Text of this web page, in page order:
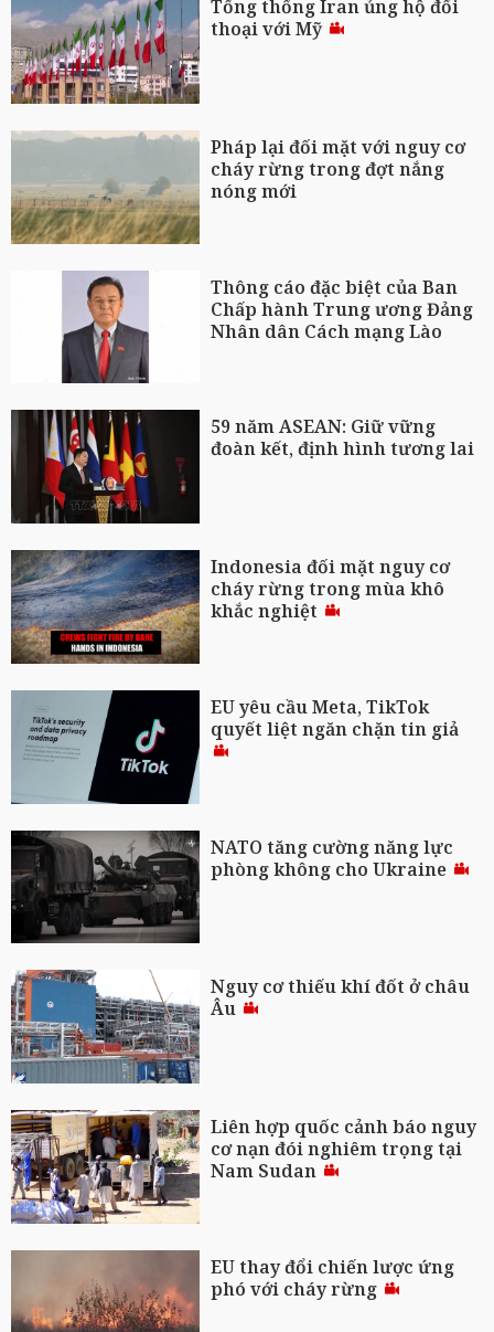
Tổng thống Iran ủng hộ đối
thoại với Mỹ
Pháp lại đối mặt với nguy cơ
cháy rừng trong đợt nắng
nóng mới
Thông cáo đặc biệt của Ban
Chấp hành Trung ương Đảng
Nhân dân Cách mạng Lào
59 năm ASEAN: Giữ vững
đoàn kết, định hình tương lai
Indonesia đối mặt nguy cơ
cháy rừng trong mùa khô
khắc nghiệt
EU yêu cầu Meta, TikTok
quyết liệt ngăn chặn tin giả
NATO tăng cường năng lực
phòng không cho Ukraine
Nguy cơ thiếu khí đốt ở châu
Âu
Liên hợp quốc cảnh báo nguy
cơ nạn đói nghiêm trọng tại
Nam Sudan
EU thay đổi chiến lược ứng
phó với cháy rừng